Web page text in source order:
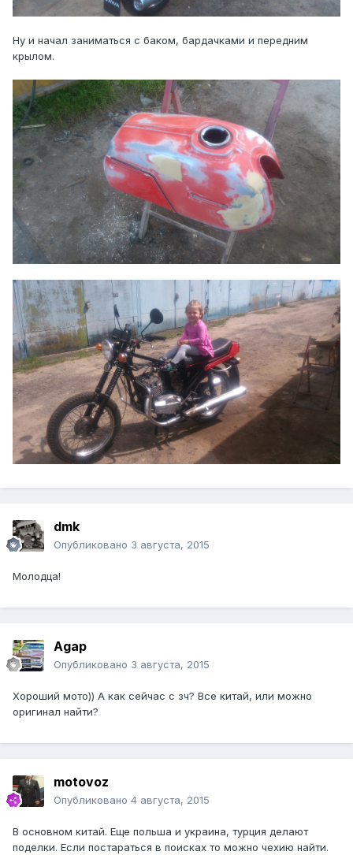
Ну и начал заниматься с баком, бардачками и передним
крылом.
dmk
Опубликовано 3 августа, 2015
Молодца!
Agap
Опубликовано 3 августа, 2015
Хороший мото)) А как сейчас с зч? Все китай, или можно
оригинал найти?
motovoz
Опубликовано 4 августа, 2015
В основном китай. Еще польша и украина, турция делают
поделки. Если постараться в поисках то можно чехию найти.